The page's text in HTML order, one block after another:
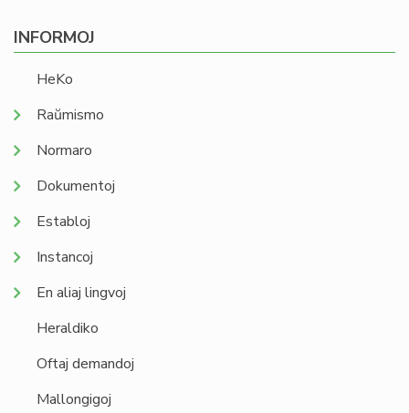
INFORMOJ
HeKo
Raŭmismo
Normaro
Dokumentoj
Establoj
Instancoj
En aliaj lingvoj
Heraldiko
Oftaj demandoj
Mallongigoj